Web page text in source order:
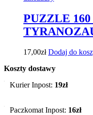
PUZZLE
17,00zł Dodaj do
Koszty dostawy
Kurier Inpost: 19zł
Paczkomat Inpost: 16zł